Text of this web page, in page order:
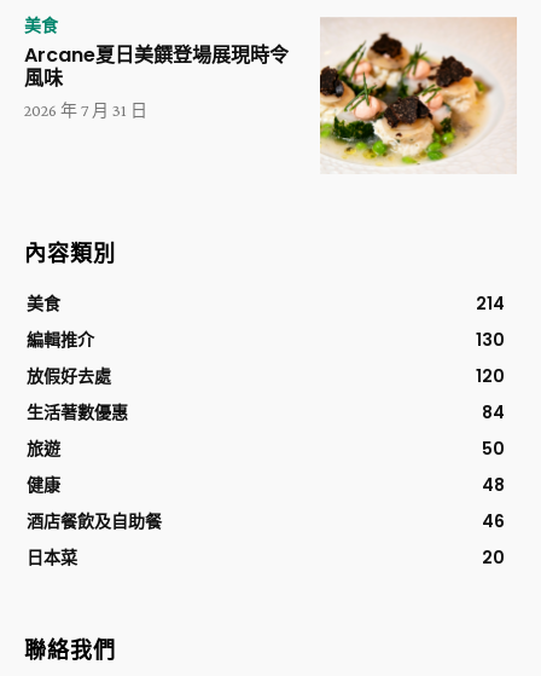
美食
Arcane夏日美饌登場展現時令
風味
2026 年 7 月 31 日
內容類別
美食
214
編輯推介
130
放假好去處
120
生活著數優惠
84
旅遊
50
健康
48
酒店餐飲及自助餐
46
日本菜
20
聯絡我們